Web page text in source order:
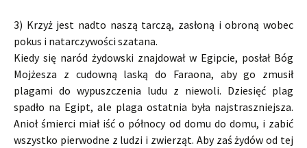
3) Krzyż jest nadto naszą tarczą, zasłoną i obroną wobec
pokus i natarczywości szatana.
Kiedy się naród żydowski znajdował w Egipcie, posłał Bóg
Mojżesza z cudowną laską do Faraona, aby go zmusił
plagami do wypuszczenia ludu z niewoli. Dziesięć plag
spadło na Egipt, ale plaga ostatnia była najstraszniejsza.
Anioł śmierci miał iść o północy od domu do domu, i zabić
wszystko pierwodne z ludzi i zwierząt. Aby zaś żydów od tej